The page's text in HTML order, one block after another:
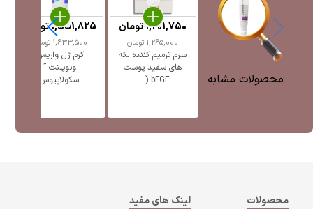
محصولات مشابه
سرم ترمیم کننده لکه
های سفید پوست
bFGF ( ...
1,265,000تومان
1,201,750تومان
کرم ژل واریس
ونوپلنت آ
اسکولاپیوس
1,633,500تومان
1,551,825تومان
محصولات لینک های مفید